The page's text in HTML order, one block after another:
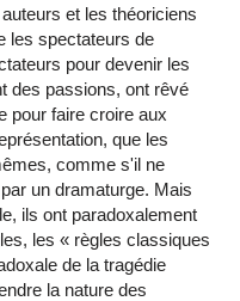
et les théoriciens
les spectateurs de
pour devenir les
des passions, ont rêvé
pour faire croire aux
que les
comme s'il ne
un dramaturge. Mais
ils ont paradoxalement
les « règles classiques
de la tragédie
la nature des